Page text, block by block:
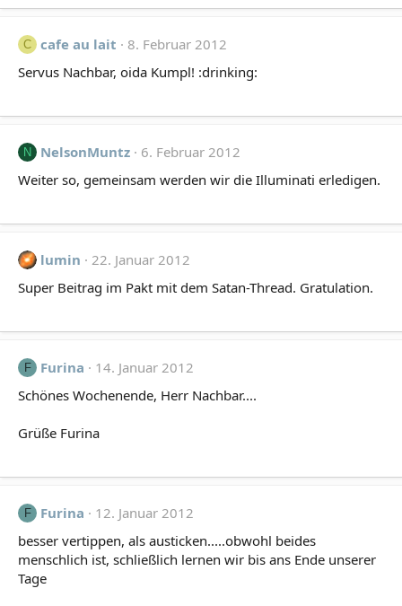
C cafe au lait
8. Februar 2012
Servus Nachbar, oida Kumpl! :drinking:
N NelsonMuntz
6. Februar 2012
Weiter so, gemeinsam werden wir die Illuminati erledigen.
lumin
22. Januar 2012
Super Beitrag im Pakt mit dem Satan-Thread. Gratulation.
F Furina
14. Januar 2012
Schönes Wochenende, Herr Nachbar....
Grüße Furina
F Furina
12. Januar 2012
besser vertippen, als austicken.....obwohl beides
menschlich ist, schließlich lernen wir bis ans Ende unserer
Tage